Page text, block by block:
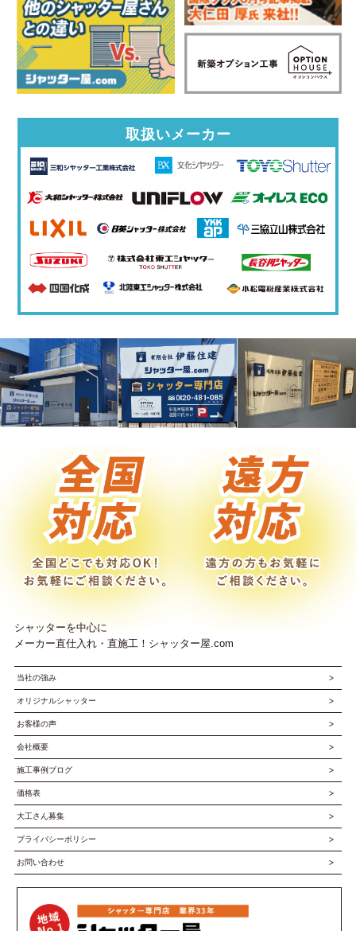
取扱いメーカー
シャッターを中心に
メーカー直仕入れ・直施工！シャッター屋.com
当社の強み
オリジナルシャッター
お客様の声
会社概要
施工事例ブログ
価格表
大工さん募集
プライバシーポリシー
お問い合わせ